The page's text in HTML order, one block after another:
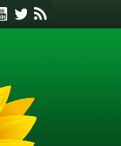
Youtube
Twitter